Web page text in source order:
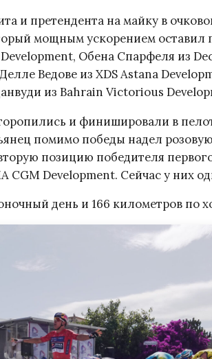
и претендента на майку в
мощным ускорением оставил
Обена Спарфеля из
Ведове из XDS Astana
из Bahrain Victorious
и финишировали в
помимо победы надел
позицию победителя
CGM Development. Сейчас у них
день и 166 километров по